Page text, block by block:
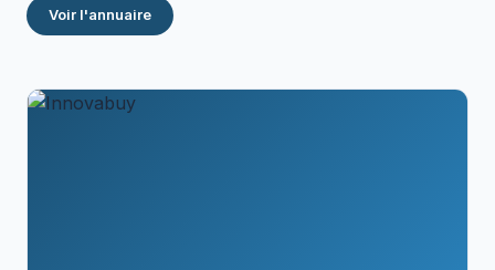
Voir l'annuaire